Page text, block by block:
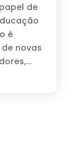
de
é
novas